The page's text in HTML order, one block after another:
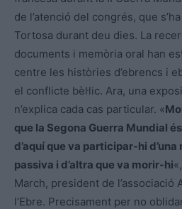
de l’atenció del congrés, que
Tortosa durant deu dies. La
documents i memòria oral han
centre les històries d’ebrencs i
el conflicte bèl·lic. Ara, una
n’explica cada cas particular. «
que la Segona Guerra Mundial
d’aquí que va participar-hi
passiva i d’altra que va morir-hi
March, president de l’associació
l’Ebre. Precisament per no